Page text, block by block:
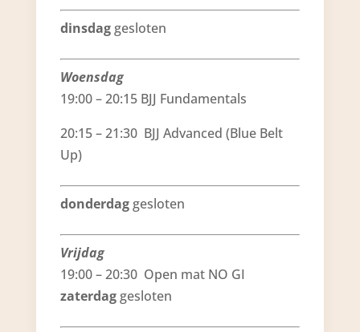
dinsdaggesloten
Woensdag
19:00 – 20:15 BJJ Fundamentals
20:15 – 21:30 BJJ Advanced (Blue Belt
Up)
donderdaggesloten
Vrijdag
19:00 – 20:30 Open mat NO GI
zaterdaggesloten